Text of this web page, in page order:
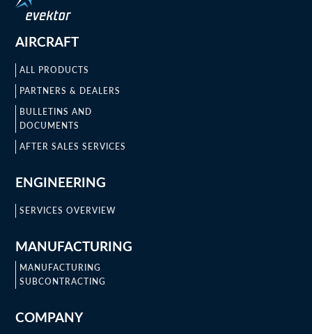
AIRCRAFT
ALL PRODUCTS
PARTNERS & DEALERS
BULLETINS AND
DOCUMENTS
AFTER SALES SERVICES
ENGINEERING
SERVICES OVERVIEW
MANUFACTURING
MANUFACTURING
SUBCONTRACTING
COMPANY